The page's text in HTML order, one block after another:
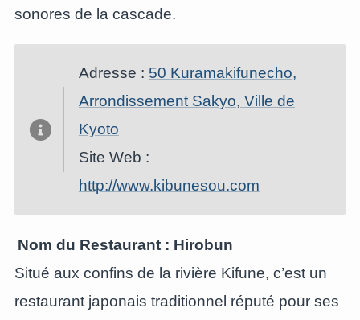
sonores de la cascade.
Adresse : 50 Kuramakifunecho,
Arrondissement Sakyo, Ville de
Kyoto
Site Web :
http://www.kibunesou.com
Nom du Restaurant : Hirobun
Situé aux confins de la rivière Kifune, c’est un
restaurant japonais traditionnel réputé pour ses